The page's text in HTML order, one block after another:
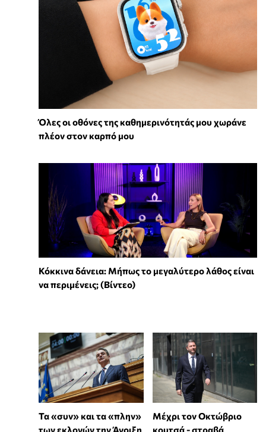
Όλες οι οθόνες της καθημερινότητάς μου χωράνε
πλέον στον καρπό μου
Κόκκινα δάνεια: Μήπως το μεγαλύτερο λάθος είναι
να περιμένεις; (Βίντεο)
Τα «συν» και τα «πλην»
των εκλογών την Άνοιξη
Μέχρι τον Οκτώβριο
κουτσά - στραβά